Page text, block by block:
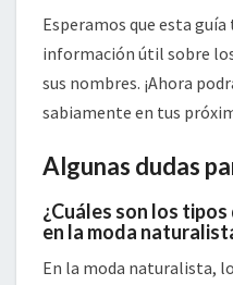
Esperamos que esta
información útil sobre
sus nombres. ¡Ahora
sabiamente en tus
Algunas dudas
¿Cuáles son los
en la moda
En la moda naturalista,